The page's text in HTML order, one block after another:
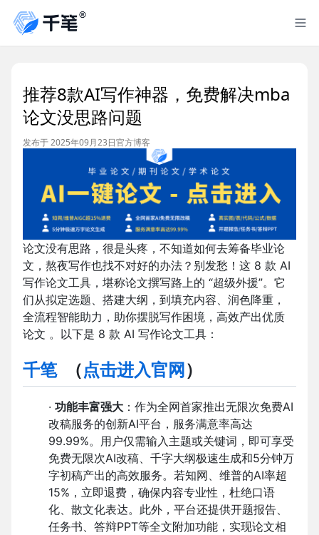
推荐8款AI写作神器，免费解决mba
论文没思路问题
发布于 2025年09月23日官方博客
论文没有思路，很是头疼，不知道如何去筹备毕业论
文，熬夜写作也找不对好的办法？别发愁！这 8 款 AI
写作论文工具，堪称论文撰写路上的 “超级外援”。它
们从拟定选题、搭建大纲，到填充内容、润色降重，
全流程智能助力，助你摆脱写作困境，高效产出优质
论文 。以下是 8 款 AI 写作论文工具：
千笔（点击进入官网 ）
· 功能丰富强大 ：作为全网首家推出无限次免费AI
改稿服务的创新AI平台，服务满意率高达
99.99%。用户仅需输入主题或关键词，即可享受
免费无限次AI改稿、千字大纲极速生成和5分钟万
字初稿产出的高效服务。若知网、维普的AI率超
15%，立即退费，确保内容专业性，杜绝口语
化、散文化表达。此外，平台还提供开题报告、
任务书、答辩PPT等全文附加功能，实现论文相